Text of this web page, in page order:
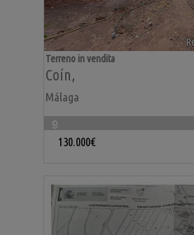
Coín,
Málaga
Terreno in vendita
130.000€